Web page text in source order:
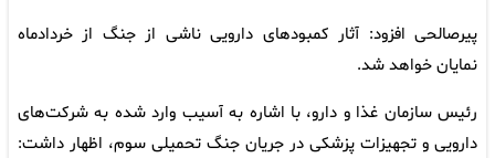
پیرصالحی افزود: آثار کمبودهای دارویی ناشی از جنگ از خردادماه
نمایان خواهد شد.
رئیس سازمان غذا و دارو، با اشاره به آسیب وارد شده به شرکت‌های
دارویی و تجهیزات پزشکی در جریان جنگ تحمیلی سوم، اظهار داشت: